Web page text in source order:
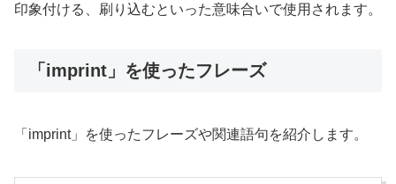
印象付ける、刷り込むといった意味合いで使用されます。
「imprint」を使ったフレーズ
「imprint」を使ったフレーズや関連語句を紹介します。